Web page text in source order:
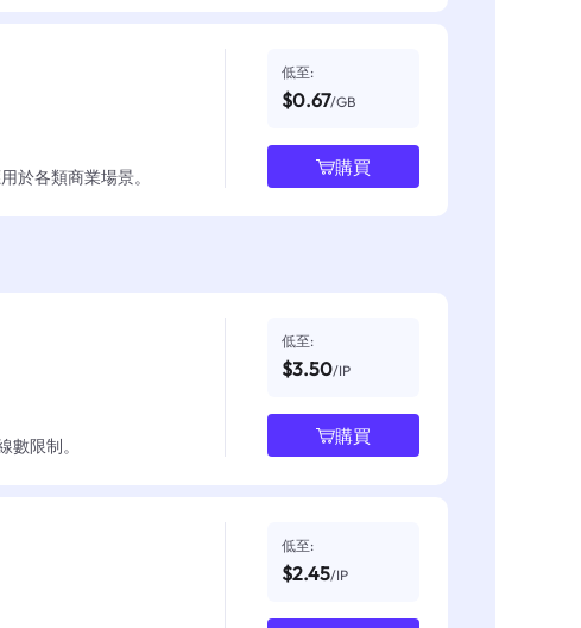
於各類商業場景。
低至:
$0.67/GB
購買
限制。
低至:
$3.50/IP
購買
低至:
$2.45/IP